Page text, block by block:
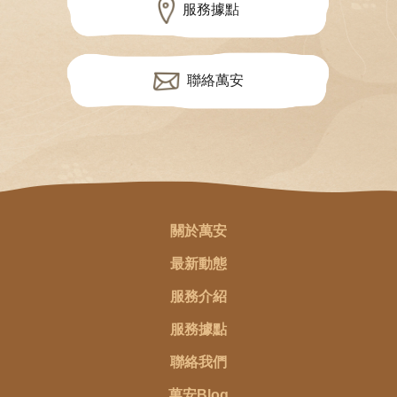
服務據點
聯絡萬安
關於萬安
最新動態
服務介紹
服務據點
聯絡我們